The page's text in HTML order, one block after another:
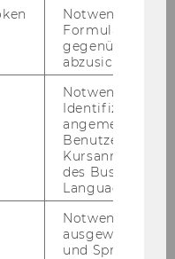
fee, John
REGISTRATION
to upload a
Notwendig, um
gegenüber
abzusichern.
Notwendig zur
Identifizierung
angemeldeten
Benutzers im
des Business
Language
Notwendig um
ausgewählte
und